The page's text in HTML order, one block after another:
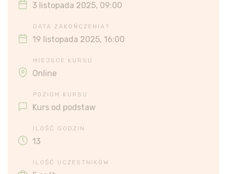
3 listopada 2025, 09:00
DATA ZAKOŃCZENIA?
19 listopada 2025, 16:00
MIEJSCE KURSU
Online
POZIOM KURSU
Kurs od podstaw
ILOŚĆ GODZIN
13
ILOŚĆ UCZESTNIKÓW